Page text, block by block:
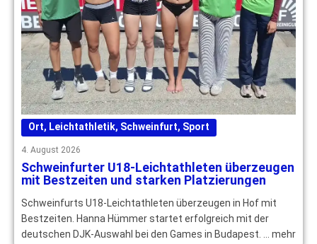
Ort, Leichtathletik, Schweinfurt, Sport
4. August 2026
Schweinfurter U18-Leichtathleten überzeugen
mit Bestzeiten und starken Platzierungen
Schweinfurts U18-Leichtathleten überzeugen in Hof mit
Bestzeiten. Hanna Hümmer startet erfolgreich mit der
deutschen DJK-Auswahl bei den Games in Budapest. … mehr